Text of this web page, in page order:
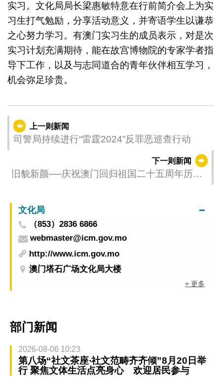
实习。文化局局长梁惠敏特意在行前简介会上为实
习生打气勉励，分享活动意义，并寄语学生以谦恭
之心努力学习。有澳门实习生的成员表示，对是次
实习计划充满期待，能在故宫博物院的专家学者指
导下工作，以及与志同道合的青年伙伴相互学习，
机会弥足珍贵。
上一则新闻
司警局持续进行“雷霆2024”反罪恶巡查行动
下一则新闻
旧貌新颜──庆祝澳门回归祖国二十五周年历史
文化局
（853）2836 6866
webmaster@icm.gov.mo
http://www.icm.gov.mo
澳门塔石广场文化局大楼
+ 更多
部门新闻
2026-08-06 10:23
第八场“社文茶座‧社文范畴齐齐倾”8月20日举
行 聚焦文体生活点亮身心 欢迎居民参与